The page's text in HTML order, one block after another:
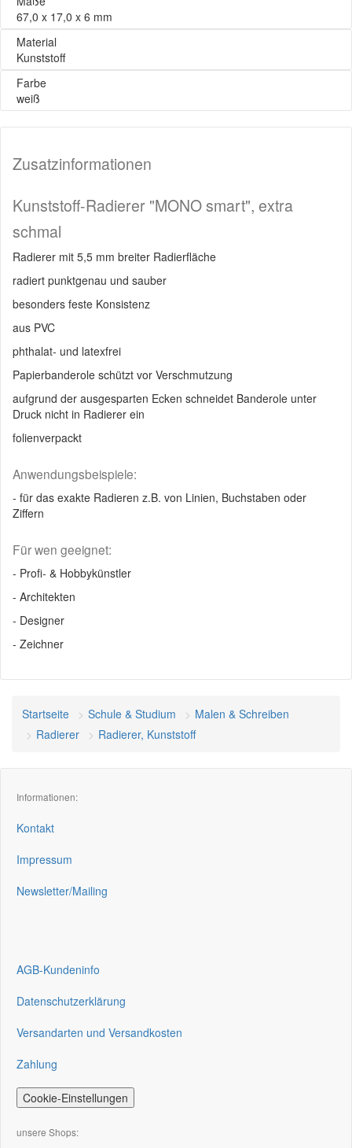
67,0 x 17,0 x 6 mm
Material
Kunststoff
Farbe
weiß
Zusatzinformationen
Kunststoff-Radierer "MONO smart", extra
schmal
Radierer mit 5,5 mm breiter Radierfläche
radiert punktgenau und sauber
besonders feste Konsistenz
aus PVC
phthalat- und latexfrei
Papierbanderole schützt vor Verschmutzung
aufgrund der ausgesparten Ecken schneidet Banderole unter
Druck nicht in Radierer ein
folienverpackt
Anwendungsbeispiele:
- für das exakte Radieren z.B. von Linien, Buchstaben oder
Ziffern
Für wen geeignet:
- Profi- & Hobbykünstler
- Architekten
- Designer
- Zeichner
Startseite Schule & Studium
Malen & Schreiben
Radierer
Radierer, Kunststoff
Informationen:
Kontakt
Impressum
Newsletter/Mailing
AGB-Kundeninfo
Datenschutzerklärung
Versandarten und Versandkosten
Zahlung
Cookie-Einstellungen
unsere Shops: